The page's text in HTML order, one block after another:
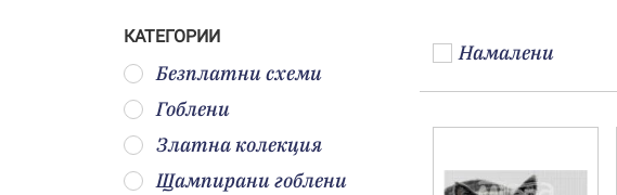
КАТЕГОРИИ
Безплатни схеми
Гоблени
Златна колекция
Щампирани гоблени
Намалени